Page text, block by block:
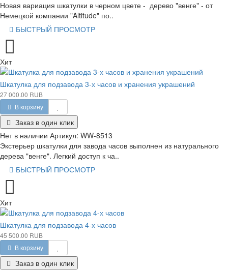
Новая вариация шкатулки в черном цвете - дерево "венге" - от
Немецкой компании "Altitude" по..
БЫСТРЫЙ ПРОСМОТР
Хит
Шкатулка для подзавода 3-х часов и хранения украшений
27 000.00 RUB
В корзину
Заказ в один клик
Нет в наличии Артикул: WW-8513
Экстерьер шкатулки для завода часов выполнен из натурального
дерева "венге". Легкий доступ к ча..
БЫСТРЫЙ ПРОСМОТР
Хит
Шкатулка для подзавода 4-х часов
45 500.00 RUB
В корзину
Заказ в один клик